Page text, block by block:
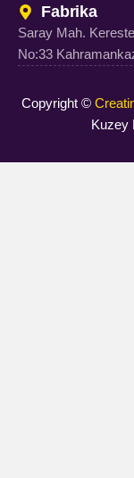
Fabrika
Saray Mah.
No:33
Copyright ©
Kuzey